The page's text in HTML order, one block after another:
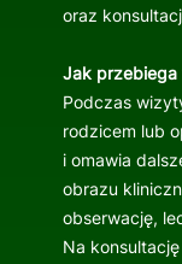
oraz
Jak przebiega
Podczas
rodzicem lub
i omawia
obrazu
obserwację,
Na